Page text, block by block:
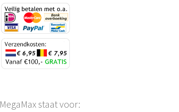
MegaMax staat voor: